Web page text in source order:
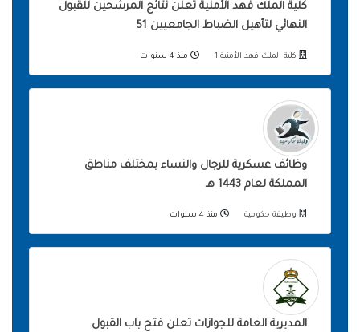
كلية الملك فهد الأمنية تعلن نتائج المرشحين للقبول
النهائي لتأهيل الضباط الجامعيين 51
كلية الملك فهد الأمنية 1 منذ 4 سنوات
وظائف عسكرية للرجال والنساء بمختلف مناطق
المملكة لعام 1443 هـ
وظيفة حكومية منذ 4 سنوات
المديرية العامة للجوازات تعلن فتح باب القبول